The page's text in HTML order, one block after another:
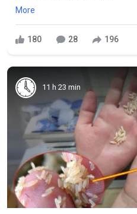
More
180 28 196
11 h 23 min